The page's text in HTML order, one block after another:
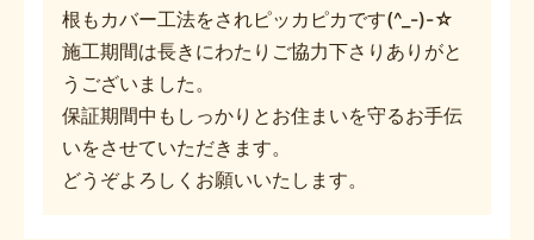
根もカバー工法をされピッカピカです(^_-)-☆
施工期間は長きにわたりご協力下さりありがと
うございました。
保証期間中もしっかりとお住まいを守るお手伝
いをさせていただきます。
どうぞよろしくお願いいたします。